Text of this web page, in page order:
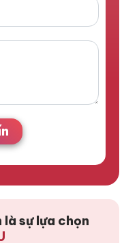
là sự lựa chọn